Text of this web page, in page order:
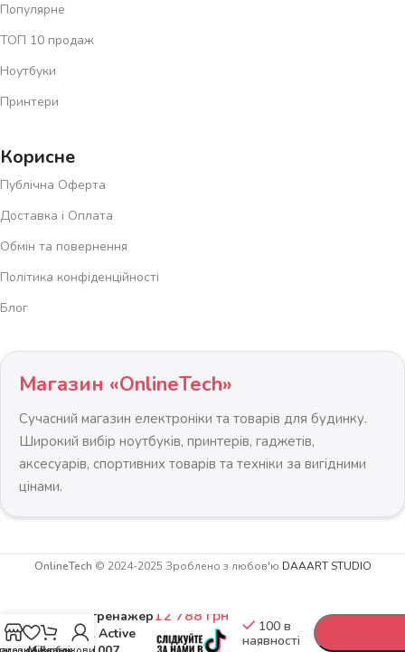
Популярне
ТОП 10 продаж
Ноутбуки
Принтери
Корисне
Публічна Оферта
Доставка і Оплата
Обмін та повернення
Політика конфіденційності
Блог
Магазин «OnlineTech»
Сучасний магазин електроніки та товарів для будинку.
Широкий вибір ноутбуків, принтерів, гаджетів,
аксесуарів, спортивних товарів та техніки за вигідними
цінами.
OnlineTech © 2024-2025 Зроблено з любов'ю DAAART STUDIO
Велотренажер
Rebel Active
12 788 грн
100 в
наявності